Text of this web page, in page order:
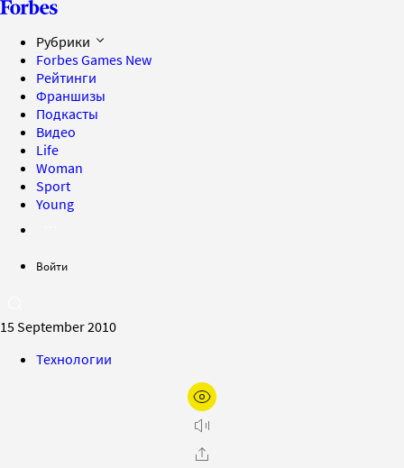
Рубрики
Forbes Games New
Рейтинги
Франшизы
Подкасты
Видео
Life
Woman
Sport
Young
Войти
15 September 2010
Технологии